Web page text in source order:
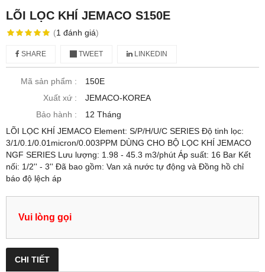
LÕI LỌC KHÍ JEMACO S150E
(1 đánh giá)
SHARE TWEET LINKEDIN
Mã sản phẩm :
150E
Xuất xứ :
JEMACO-KOREA
Bảo hành :
12 Tháng
LÕI LỌC KHÍ JEMACO Element: S/P/H/U/C SERIES Độ tinh lọc:
3/1/0.1/0.01micron/0.003PPM DÙNG CHO BỘ LỌC KHÍ JEMACO
NGF SERIES Lưu lượng: 1.98 - 45.3 m3/phút Áp suất: 16 Bar Kết
nối: 1/2'' - 3'' Đã bao gồm: Van xả nước tự động và Đồng hồ chỉ
báo độ lệch áp
Vui lòng gọi
CHI TIẾT